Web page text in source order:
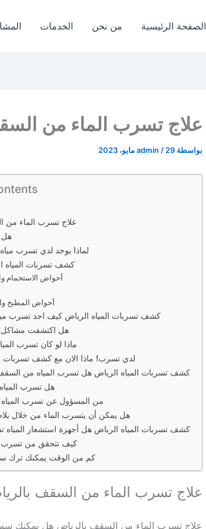
الصفحة الرئيسية من نحن الخدمات
علاج تسرب الماء من
بواسطة admin / 29 مايو، 2023
علاج تسرب الماء من
هل
لماذا يوجد لدي تسرب
كشف تسربات المياه
أحواض الاستحمام
أحواض المطبخ
كشف تسربات المياه الرياض كيف اجد تسرب
هل اكتشفت مشاكل
ماذا لو كان تسرب
لدي تسرب! ماذا الان مع كشف تسربات
كشف تسربات المياه الرياض هل تسرب المياه من
هل تسرب
من المسؤول عن تسرب المياه
هل يمكن أن يتسرب الماء من خلال
كشف تسربات المياه الرياض هل أجهزة استشعار المياه
كيف تتحقق من
كم من الوقت يمكنك
علاج تسرب الماء من السقف
علاج تسرب الماء من السقف بالرياض هل يمكنك